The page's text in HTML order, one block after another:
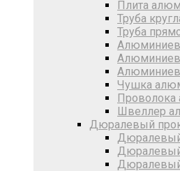
Плита
Труба
Труба
Чушка
Проволока
Швеллер
Дюралевый